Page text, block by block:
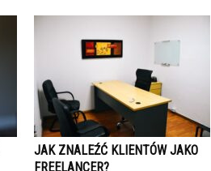
JAK ZNALEŹĆ KLIENTÓW JAKO
FREELANCER?